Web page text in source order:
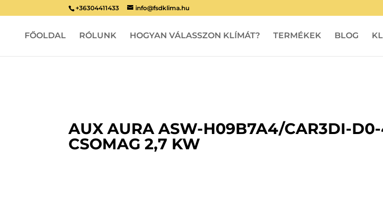
+36304411433 info@fsdklima.hu
FŐOLDAL RÓLUNK HOGYAN VÁLASSZON KLÍMÁT? TERMÉKEK BLOG
AUX AURA ASW-H09B7A4/CAR3DI-
CSOMAG 2,7 KW